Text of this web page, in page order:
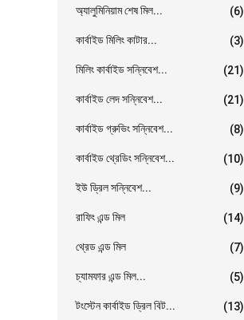
অ্যালুমিনিয়াম শেষ মিল... (6)
কার্বাইড মিলিং কাটার... (3)
মিলিং কার্বাইড সন্নিবেশ... (21)
কার্বাইড লেদ সন্নিবেশ... (21)
কার্বাইড গ্রুভিং সন্নিবেশ... (8)
কার্বাইড থ্রেডিং সন্নিবেশ... (10)
ইউ ড্রিল সন্নিবেশ... (9)
রাফিং এন্ড মিল (14)
থ্রেড এন্ড মিল (7)
চ্যামফার এন্ড মিল... (5)
টংস্টেন কার্বাইড ড্রিল বিট... (13)